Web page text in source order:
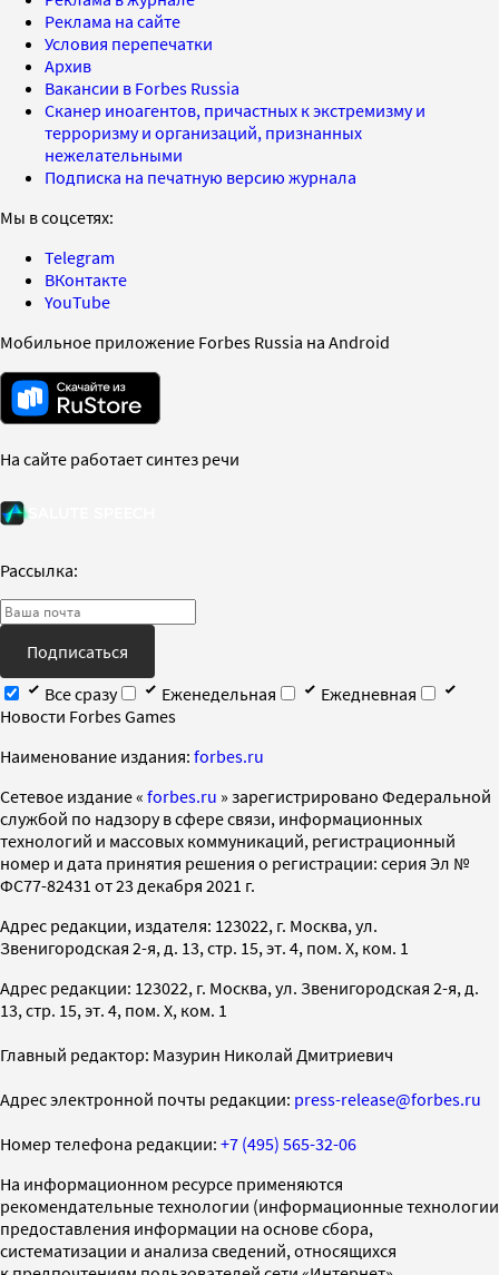
Реклама на сайте
Условия перепечатки
Архив
Вакансии в Forbes Russia
Сканер иноагентов, причастных к экстремизму и
терроризму и организаций, признанных
нежелательными
Подписка на печатную версию журнала
Мы в соцсетях:
Telegram
ВКонтакте
YouTube
Мобильное приложение Forbes Russia на Android
На сайте работает синтез речи
Рассылка:
Подписаться
Все сразу
Еженедельная
Ежедневная
Новости Forbes Games
Наименование издания: forbes.ru
Cетевое издание « forbes.ru » зарегистрировано Федеральной
службой по надзору в сфере связи, информационных
технологий и массовых коммуникаций, регистрационный
номер и дата принятия решения о регистрации: серия Эл №
ФС77-82431 от 23 декабря 2021 г.
Адрес редакции, издателя: 123022, г. Москва, ул.
Звенигородская 2-я, д. 13, стр. 15, эт. 4, пом. X, ком. 1
Адрес редакции: 123022, г. Москва, ул. Звенигородская 2-я, д.
13, стр. 15, эт. 4, пом. X, ком. 1
Главный редактор: Мазурин Николай Дмитриевич
Адрес электронной почты редакции: press-release@forbes.ru
Номер телефона редакции: +7 (495) 565-32-06
На информационном ресурсе применяются
рекомендательные технологии (информационные технологии
предоставления информации на основе сбора,
систематизации и анализа сведений, относящихся